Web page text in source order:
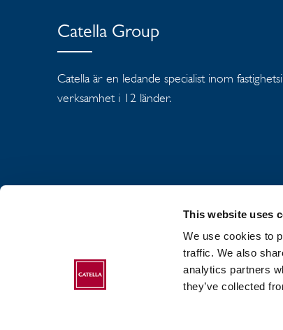
This website uses
We use cookies to
traffic. We also
analytics partners
they’ve collected
Catella Group
Catella är en ledande specialist inom
verksamhet i 12 länder.
OM